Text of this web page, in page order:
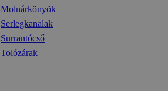
Molnárkönyök
Serlegkanalak
Surrantócső
Tolózárak